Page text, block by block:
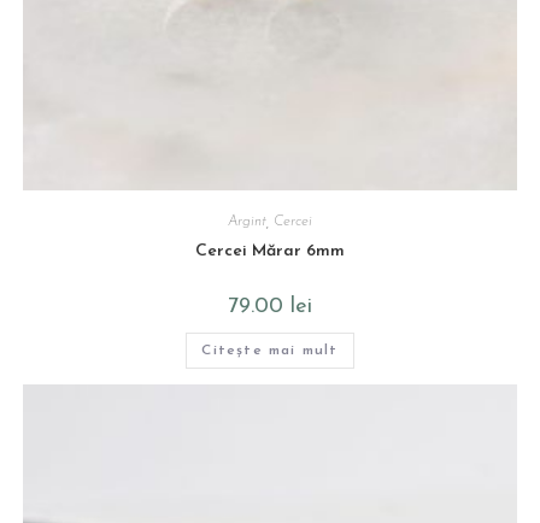
Argint Cercei
Cercei Mărar 6mm
79.00 lei
Citește mai mult